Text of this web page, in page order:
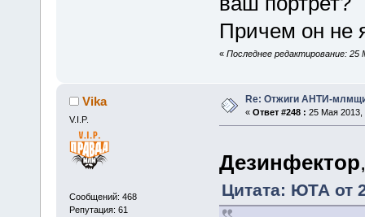
Причем он не
« Последнее редактирование:
Vika
V.I.P.
Сообщений: 468
Репутация: 61
Re: Отжиги АНТИ-
« Ответ #248 : 25 Мая 2013,
Дезинфектор
Цитата: ЮТА от